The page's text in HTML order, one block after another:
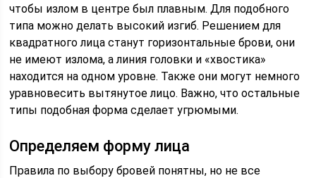
чтобы излом в центре был плавным. Для подобного
типа можно делать высокий изгиб. Решением для
квадратного лица станут горизонтальные брови, они
не имеют излома, а линия головки и «хвостика»
находится на одном уровне. Также они могут немного
уравновесить вытянутое лицо. Важно, что остальные
типы подобная форма сделает угрюмыми.
Определяем форму лица
Правила по выбору бровей понятны, но не все